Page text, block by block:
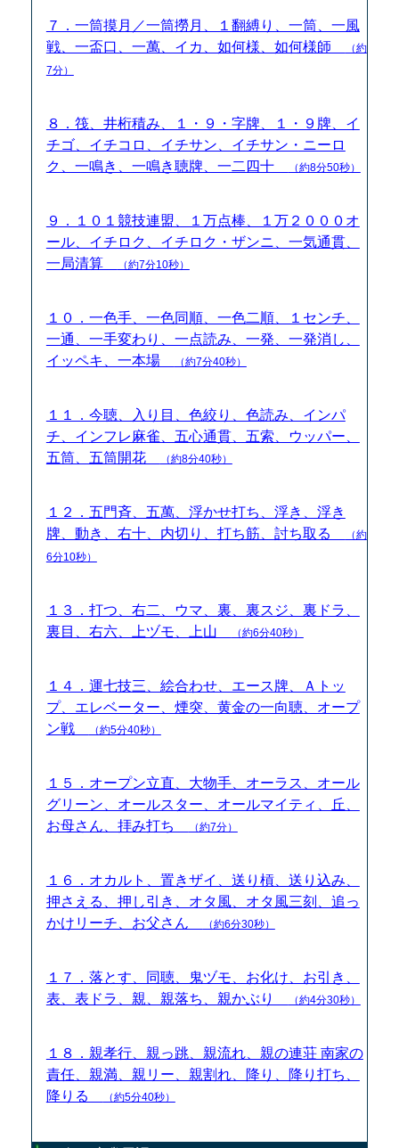
７．一筒摸月／一筒撈月、１翻縛り、一筒、一風
戦、一盃口、一萬、イカ、如何様、如何様師
（約
7分）
８．筏、井桁積み、１・９・字牌、１・９牌、イ
チゴ、イチコロ、イチサン、イチサン・ニーロ
ク、一鳴き、一鳴き聴牌、一二四十
（約8分50秒）
９．１０１競技連盟、１万点棒、１万２０００オ
ール、イチロク、イチロク・ザンニ、一気通貫、
一局清算
（約7分10秒）
１０．一色手、一色同順、一色二順、１センチ、
一通、一手変わり、一点読み、一発、一発消し、
イッペキ、一本場
（約7分40秒）
１１．今聴、入り目、色絞り、色読み、インパ
チ、インフレ麻雀、五心通貫、五索、ウッパー、
五筒、五筒開花
（約8分40秒）
１２．五門斉、五萬、浮かせ打ち、浮き、浮き
牌、動き、右十、内切り、打ち筋、討ち取る
（約
6分10秒）
１３．打つ、右二、ウマ、裏、裏スジ、裏ドラ、
裏目、右六、上ヅモ、上山
（約6分40秒）
１４．運七技三、絵合わせ、エース牌、Ａトッ
プ、エレベーター、煙突、黄金の一向聴、オープ
ン戦
（約5分40秒）
１５．オープン立直、大物手、オーラス、オール
グリーン、オールスター、オールマイティ、丘、
お母さん、拝み打ち
（約7分）
１６．オカルト、置きザイ、送り槓、送り込み、
押さえる、押し引き、オタ風、オタ風三刻、追っ
かけリーチ、お父さん
（約6分30秒）
１７．落とす、同聴、鬼ヅモ、お化け、お引き、
表、表ドラ、親、親落ち、親かぶり
（約4分30秒）
１８．親孝行、親っ跳、親流れ、親の連荘 南家の
責任、親満、親リー、親割れ、降り、降り打ち、
降りる
（約5分40秒）